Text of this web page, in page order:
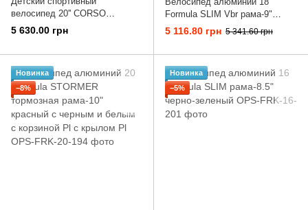
велосипед 20'' CORSO
«AERO» 82021 (1) ПОЛУФЕТ,
стальная рама 11.5'', передний
5 630.00 грн
Formula SLIM Vbr рама-9"
белый с красным
5 116.80 грн 5 341.60 грн
Новинка
−8%
Новинка
−5%